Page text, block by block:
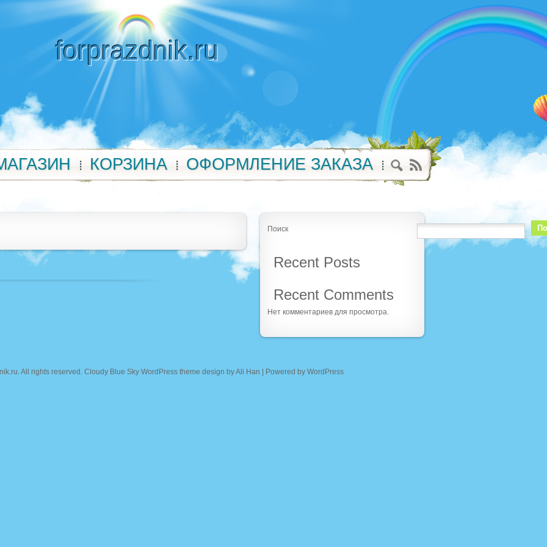
forprazdnik.ru
КОРЗИНА ОФОРМЛЕНИЕ ЗАКАЗА
Поиск
Recent Posts
Recent Comments
Нет комментариев для просмотра.
. All rights reserved. Cloudy Blue Sky WordPress theme design byAli Han | Powered by WordPress